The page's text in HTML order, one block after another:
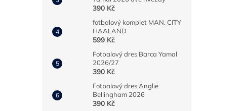
390 Kč
fotbalový komplet MAN. CITY
HAALAND
599 Kč
Fotbalový dres Barca Yamal
2026/27
390 Kč
Fotbalový dres Anglie
Bellingham 2026
390 Kč